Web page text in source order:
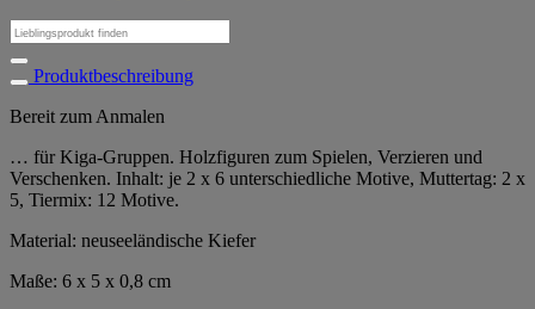
Suchen
nach:
Produktbeschreibung
Bereit zum Anmalen
… für Kiga-Gruppen. Holzfiguren zum Spielen, Verzieren und
Verschenken. Inhalt: je 2 x 6 unterschiedliche Motive, Muttertag: 2 x
5, Tiermix: 12 Motive.
Material: neuseeländische Kiefer
Maße: 6 x 5 x 0,8 cm